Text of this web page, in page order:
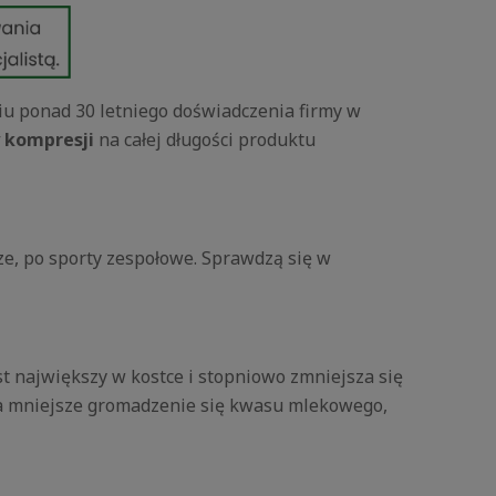
ponad 30 letniego doświadczenia firmy w
kompresji na całej długości produktu
po sporty zespołowe. Sprawdzą się w
największy w kostce i stopniowo zmniejsza się
gromadzenie się kwasu mlekowego,